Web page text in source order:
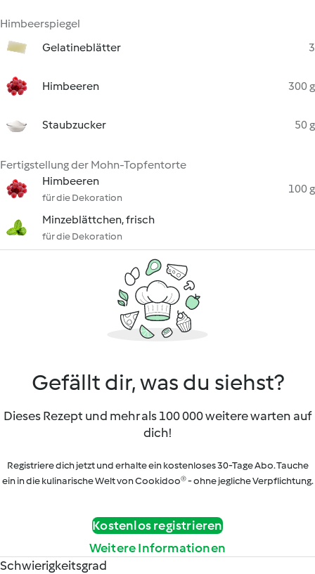
Himbeerspiegel
Gelatineblätter
3
Himbeeren 300 g
Staubzucker 50 g
Fertigstellung der Mohn-Topfentorte
Himbeeren
für die Dekoration
100 g
Minzeblättchen, frisch
für die Dekoration
Gefällt dir, was du siehst?
Dieses Rezept und mehr als 100 000 weitere warten auf
dich!
Registriere dich jetzt und erhalte ein kostenloses 30-Tage Abo. Tauche
ein in die kulinarische Welt von Cookidoo® - ohne jegliche Verpflichtung.
Kostenlos registrieren
Weitere Informationen
Schwierigkeitsgrad